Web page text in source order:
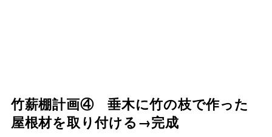
竹薪棚計画④ 垂木に竹の枝で作った
屋根材を取り付ける→完成